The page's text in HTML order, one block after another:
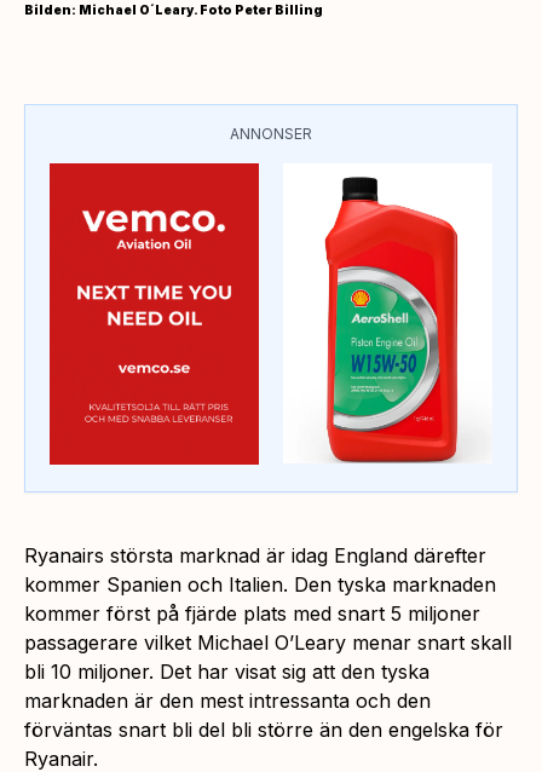
Bilden: Michael O´Leary. Foto Peter Billing
ANNONSER
Ryanairs största marknad är idag England därefter
kommer Spanien och Italien. Den tyska marknaden
kommer först på fjärde plats med snart 5 miljoner
passagerare vilket Michael O’Leary menar snart skall
bli 10 miljoner. Det har visat sig att den tyska
marknaden är den mest intressanta och den
förväntas snart bli del bli större än den engelska för
Ryanair.